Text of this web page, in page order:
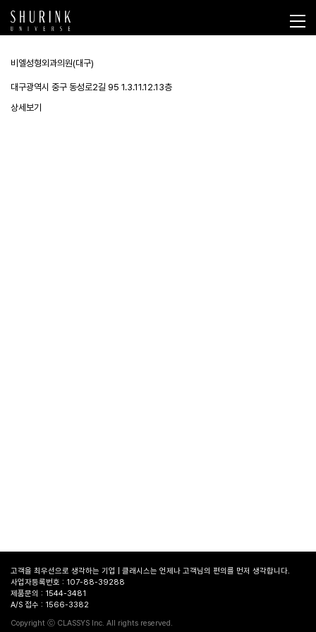
비엘성형외과의원(대구)
대구광역시 중구 동성로2길 95 1.3.11.12.13층
상세보기
고객을 최우선으로 생각하는 기업 | 클래시스는 언제나 고객님의 편의를 먼저 생각합니다.
사업자등록번호 : 107-88-39288
제품문의 : 1544-3481
A/S 접수 : 1566-3382
Copyright ⓒ CLASSYS Inc. All rights reserved.